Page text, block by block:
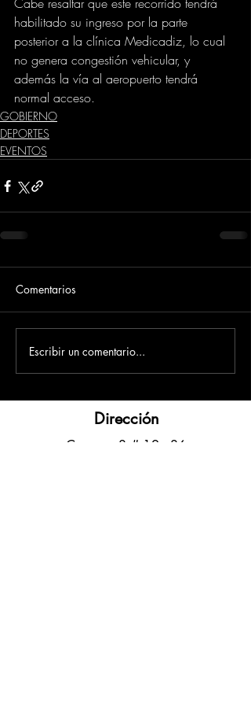
habilitado su ingreso por la parte
posterior a la clínica Medicadiz, lo cual
no genera congestión vehicular, y
además la vía al aeropuerto tendrá
normal acceso.
GOBIERNO
DEPORTES
EVENTOS
Comentarios
Escribir un comentario...
Dirección
​Carrera 3 # 12 - 36